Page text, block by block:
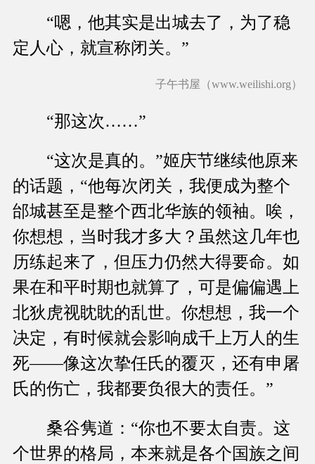
“嗯，他其实是出城去了，为了稳
定人心，就宣称闭关。”
子午书屋（www.weilishi.org）
“那这次……”
“这次是真的。”姬庆节继续他原来
的话题，“他每次闭关，我便成为整个
邰城甚至是整个西北华族的领袖。唉，
你想想，当时我才多大？虽然这几年也
历练起来了，但压力仍然大得要命。如
果在和平时期也就算了，可是偏偏遇上
北狄虎视眈眈的乱世。你想想，我一个
决定，有时候就会影响成千上万人的生
死——像这次挚任氏的覆灭，还有申屠
氏的伤亡，我都要负很大的责任。”
桑谷隽道：“你也不要太自责。这
个世界的格局，本来就是各个国族之间